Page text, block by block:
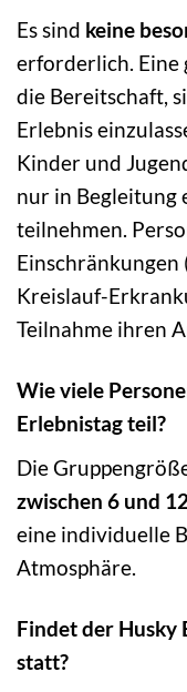
Es sind keine
erforderlich. Eine
die Bereitschaft,
Erlebnis
Kinder und
nur in Begleitung
teilnehmen.
Einschränkungen
Kreislauf-
Teilnahme ihren
Wie viele
Erlebnistag teil?
Die
zwischen 6 und
eine individuelle
Atmosphäre.
Findet der Husky
statt?